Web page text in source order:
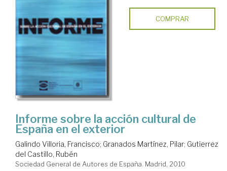
COMPRAR
Informe sobre la acción cultural de
España en el exterior
Galindo Villoria, Francisco; Granados Martínez, Pilar; Gutierrez
del Castillo, Rubén
Sociedad General de Autores de España. Madrid, 2010